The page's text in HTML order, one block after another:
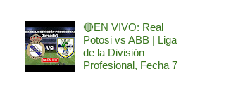
🔴EN VIVO: Real
Potosi vs ABB | Liga
de la División
Profesional, Fecha 7